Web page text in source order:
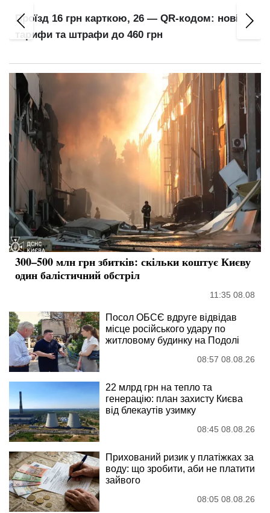
Проїзд 16 грн карткою, 26 — QR-кодом: нові
тарифи та штрафи до 460 грн
300–500 млн грн збитків: скільки коштує Києву
один балістичний обстріл
11:35 08.08
Посол ОБСЄ вдруге відвідав
місце російського удару по
житловому будинку на Подолі
08:57 08.08.26
22 млрд грн на тепло та
генерацію: план захисту Києва
від блекаутів узимку
08:45 08.08.26
Прихований ризик у платіжках за
воду: що зробити, аби не платити
зайвого
08:05 08.08.26